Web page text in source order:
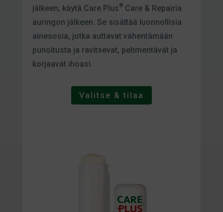
jälkeen, käytä Care Plus®Care & Repairia
auringon jälkeen. Se sisältää luonnollisia
ainesosia, jotka auttavat vähentämään
punoitusta ja ravitsevat, pehmentävät ja
korjaavat ihoasi.
Valitse & tilaa